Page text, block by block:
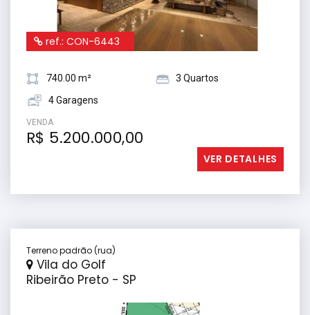
ref.: CON-6443
740.00 m²
3 Quartos
4 Garagens
VENDA
R$ 5.200.000,00
VER DETALHES
Terreno padrão (rua)
Vila do Golf
Ribeirão Preto - SP